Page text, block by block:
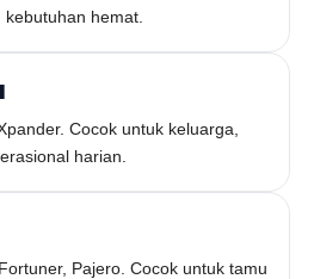
hemat.
Cocok untuk keluarga,
harian.
Pajero. Cocok untuk tamu